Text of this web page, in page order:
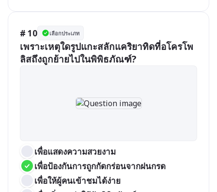
# 10 เลือกประเภท
เพราะเหตุใดรูปแกะสลักแคริยาทิดที่อโครโพ
ลิสถึงถูกย้ายไปในพิพิธภัณฑ์?
เพื่อแสดงความสวยงาม
เพื่อป้องกันการถูกกัดกร่อนจากฝนกรด
เพื่อให้ผู้คนเข้าชมได้ง่าย